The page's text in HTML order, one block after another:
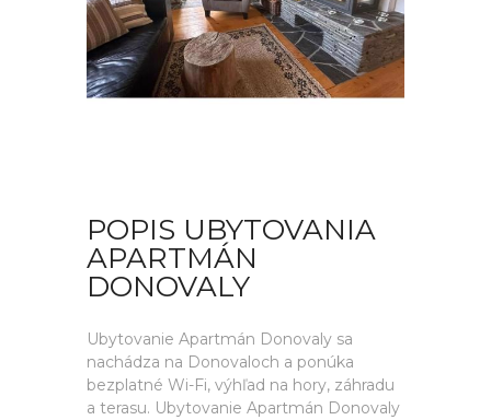
POPIS UBYTOVANIA
APARTMÁN
DONOVALY
Ubytovanie Apartmán Donovaly sa
nachádza na Donovaloch a ponúka
bezplatné Wi-Fi, výhľad na hory, záhradu
a terasu. Ubytovanie Apartmán Donovaly